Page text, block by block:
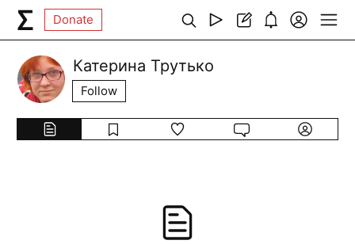
Donate
Катерина Трутько
Follow